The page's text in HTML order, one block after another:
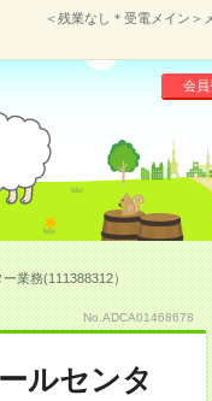
＜残業なし＊受電メイン＞
会員
業務(111388312）
No.ADCA01468678
ルセンタ